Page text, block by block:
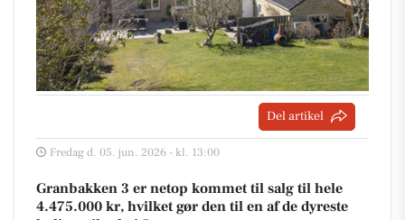
Del artikel
Fredag d. 05. jun. 2026 - kl. 13:00
Granbakken 3 er netop kommet til salg til hele
4.475.000 kr, hvilket gør den til en af de dyreste